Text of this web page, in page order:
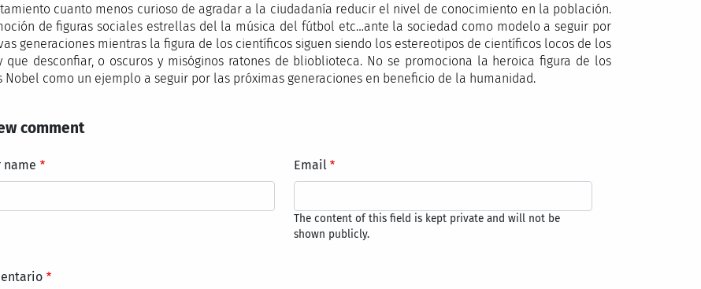
cuanto menos curioso de agradar a la ciudadanía reducir el nivel de conocimiento en la población.
de figuras sociales estrellas del la música del fútbol etc…ante la sociedad como modelo a seguir por
generaciones mientras la figura de los científicos siguen siendo los estereotipos de científicos locos de los
que desconfiar, o oscuros y misóginos ratones de blioblioteca. No se promociona la heroica figura de los
Nobel como un ejemplo a seguir por las próximas generaciones en beneficio de la humanidad.
comment
name Email
The content of this field is kept private and will not be
shown publicly.